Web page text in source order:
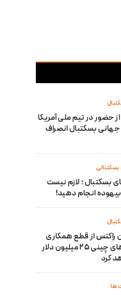
از حضور در تیم ملی آمریکا
جهانی بسکتبال انصراف
بسکتبال ؛ لازم نیست
انجام دهید!
راکتس از قطع همکاری
اسپانسرهای چینی‌ ۲۵ میلیون دلار
کرد
ها